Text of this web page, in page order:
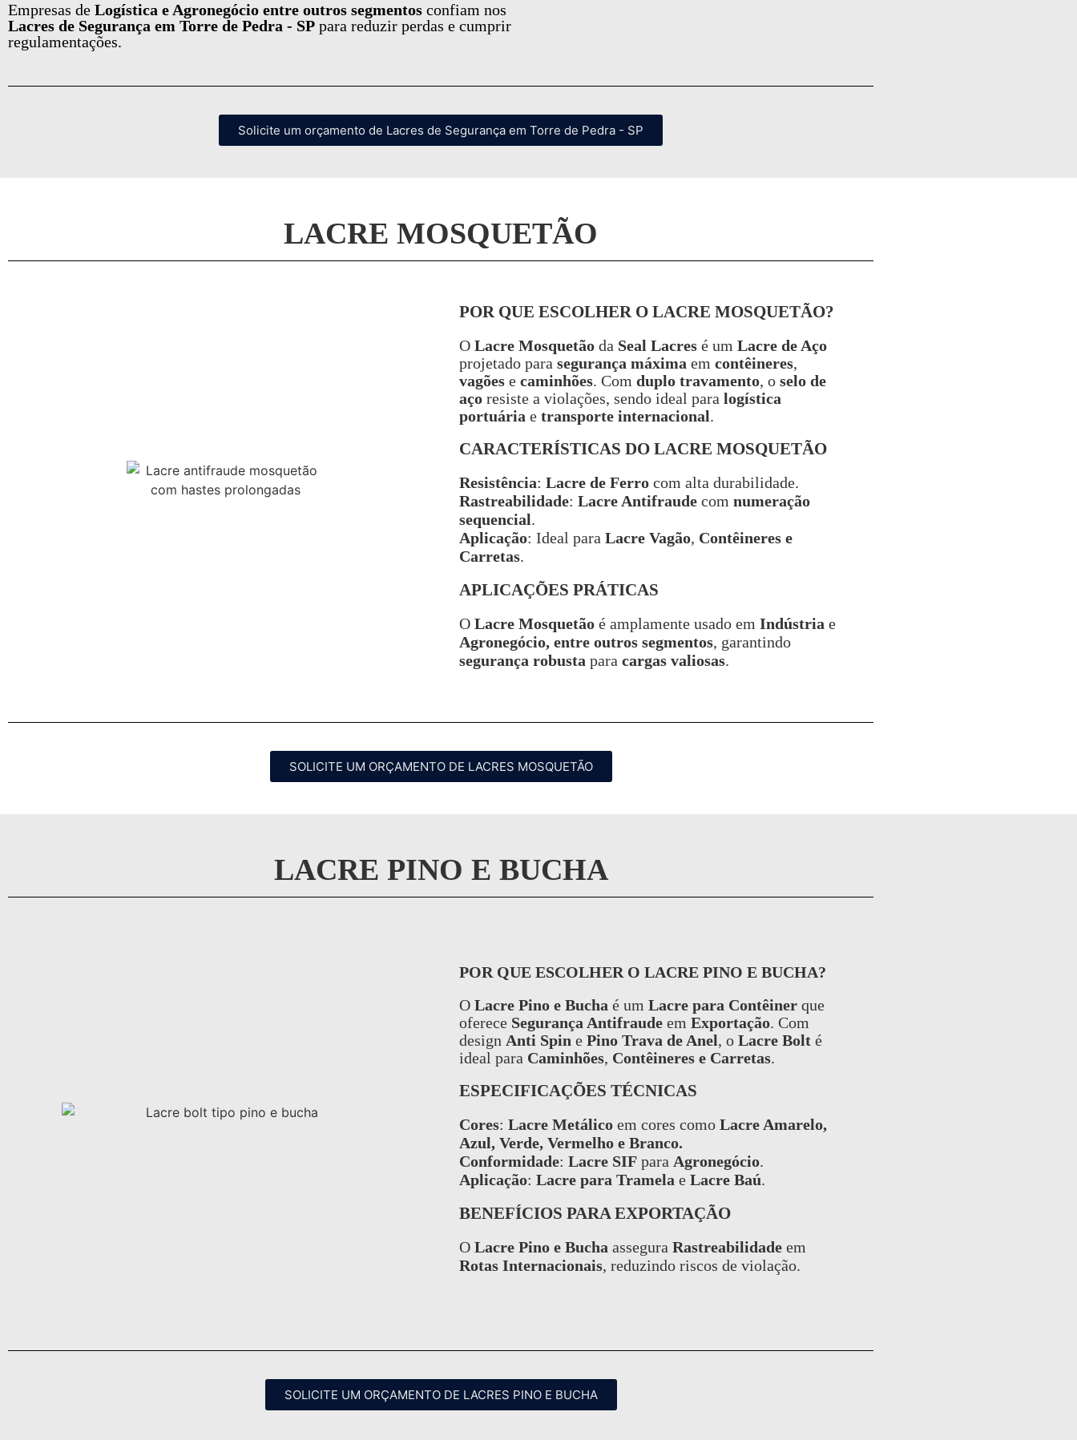
Empresas de Logística e Agronegócio entre outros segmentos confiam nos
Lacres de Segurança em Torre de Pedra - SP para reduzir perdas e cumprir
regulamentações.
Solicite um orçamento de Lacres de Segurança em Torre de Pedra - SP
LACRE MOSQUETÃO
POR QUE ESCOLHER O LACRE MOSQUETÃO?
O Lacre Mosquetãoda Seal Lacresé um Lacre de Aço
projetado para segurança máxima em contêineres,
vagõese caminhões. Com duplo travamento, o selo de
açoresiste a violações, sendo ideal para logística
portuária e transporte internacional.
CARACTERÍSTICAS DO LACRE MOSQUETÃO
Resistência: Lacre de Ferrocom alta durabilidade.
Rastreabilidade: Lacre Antifraudecom numeração
sequencial.
Aplicação: Ideal para Lacre Vagão, Contêineres e
Carretas.
APLICAÇÕES PRÁTICAS
O Lacre Mosquetãoé amplamente usado em Indústria e
Agronegócio, entre outros segmentos, garantindo
segurança robusta para cargas valiosas.
SOLICITE UM ORÇAMENTO DE LACRES MOSQUETÃO
LACRE PINO E BUCHA
POR QUE ESCOLHER O LACRE PINO E BUCHA?
O Lacre Pino e Bucha é um Lacre para Contêinerque
oferece Segurança Antifraudeem Exportação. Com
design Anti Spin e Pino Trava de Anel, o Lacre Bolté
ideal para Caminhões, Contêineres e Carretas.
ESPECIFICAÇÕES TÉCNICAS
Cores: Lacre Metálicoem cores como Lacre Amarelo,
Azul, Verde, Vermelho e Branco.
Conformidade: Lacre SIFpara Agronegócio.
Aplicação: Lacre para Tramela e Lacre Baú.
BENEFÍCIOS PARA EXPORTAÇÃO
O Lacre Pino e Bucha assegura Rastreabilidadeem
Rotas Internacionais, reduzindo riscos de violação.
SOLICITE UM ORÇAMENTO DE LACRES PINO E BUCHA